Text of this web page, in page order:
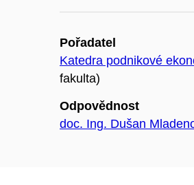
Pořadatel
Katedra podnikové
fakulta)
Odpovědnost
doc. Ing. Dušan